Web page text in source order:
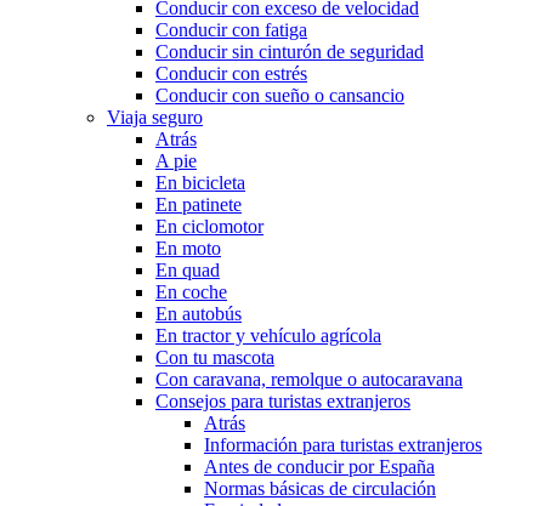
Conducir con exceso de velocidad
Conducir con fatiga
Conducir sin cinturón de seguridad
Conducir con estrés
Conducir con sueño o cansancio
Viaja seguro
Atrás
A pie
En bicicleta
En patinete
En ciclomotor
En moto
En quad
En coche
En autobús
En tractor y vehículo agrícola
Con tu mascota
Con caravana, remolque o autocaravana
Consejos para turistas extranjeros
Atrás
Información para turistas extranjeros
Antes de conducir por España
Normas básicas de circulación